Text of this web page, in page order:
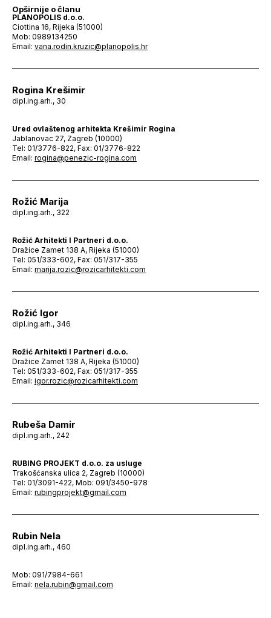
Opširnije o članu
PLANOPOLIS d.o.o.
Ciottina 16, Rijeka (51000)
Mob: 0989134250
Email: vana.rodin.kruzic@planopolis.hr
Rogina Krešimir
dipl.ing.arh., 30
Ured ovlaštenog arhitekta Krešimir Rogina
Jablanovac 27, Zagreb (10000)
Tel: 01/3776-822, Fax: 01/3776-822
Email: rogina@penezic-rogina.com
Rožić Marija
dipl.ing.arh., 322
Rožić Arhitekti I Partneri d.o.o.
Dražice Zamet 138 A, Rijeka (51000)
Tel: 051/333-602, Fax: 051/317-355
Email: marija.rozic@rozicarhitekti.com
Rožić Igor
dipl.ing.arh., 346
Rožić Arhitekti I Partneri d.o.o.
Dražice Zamet 138 A, Rijeka (51000)
Tel: 051/333-602, Fax: 051/317-355
Email: igor.rozic@rozicarhitekti.com
Rubeša Damir
dipl.ing.arh., 242
RUBING PROJEKT d.o.o. za usluge
Trakošćanska ulica 2, Zagreb (10000)
Tel: 01/3091-422, Mob: 091/3450-978
Email: rubingprojekt@gmail.com
Rubin Nela
dipl.ing.arh., 460
Mob: 091/7984-661
Email: nela.rubin@gmail.com